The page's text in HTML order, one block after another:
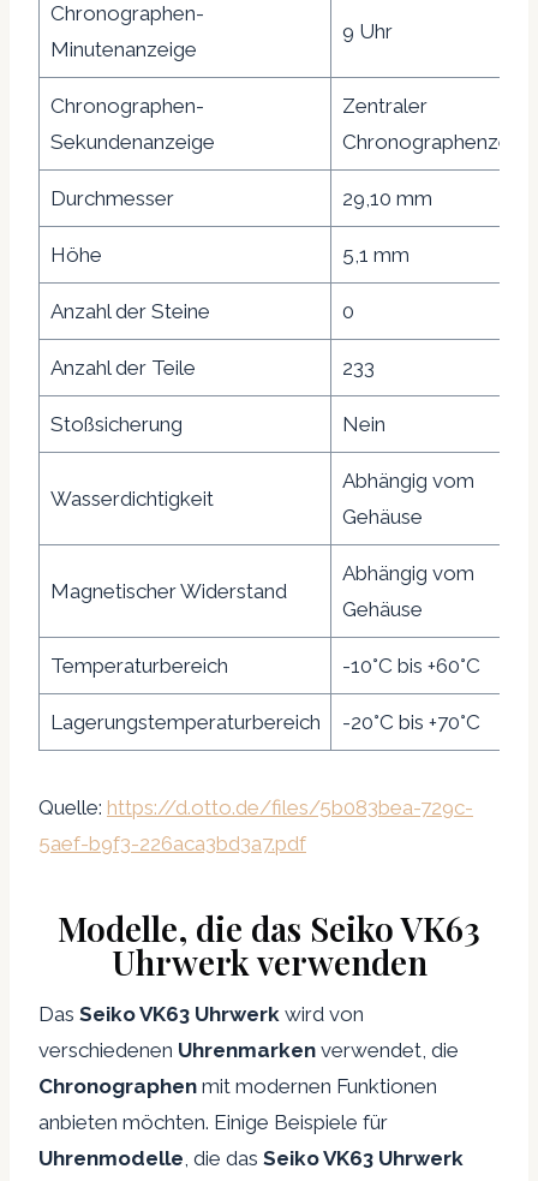
Chronographen-
Minutenanzeige
9 Uhr
Chronographen-
Sekundenanzeige
Zentraler
Durchmesser 29,10 mm
Höhe 5,1 mm
Anzahl der Steine 0
Anzahl der Teile 233
Stoßsicherung Nein
Wasserdichtigkeit
Abhängig vom
Gehäuse
Magnetischer Widerstand
Abhängig vom
Gehäuse
Temperaturbereich -10°C bis +60°C
Lagerungstemperaturbereich -20°C bis +70°C
Quelle: https://d.otto.de/files/5b083bea-729c-
5aef-b9f3-226aca3bd3a7.pdf
Modelle, die das Seiko VK63
Uhrwerk verwenden
Das Seiko VK63 Uhrwerk wird von
verschiedenen Uhrenmarken verwendet, die
Chronographen mit modernen Funktionen
anbieten möchten. Einige Beispiele für
Uhrenmodelle, die das Seiko VK63 Uhrwerk